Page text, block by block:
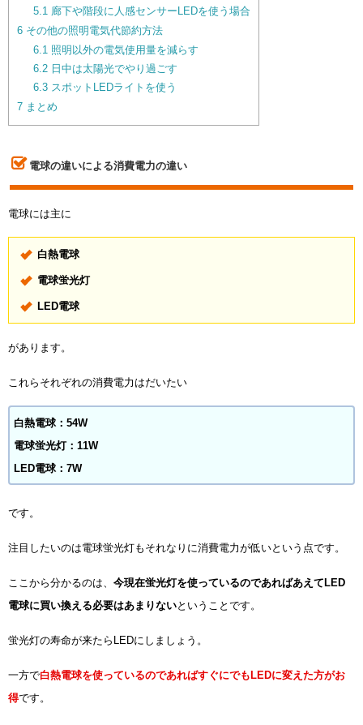
5.1 廊下や階段に人感センサーLEDを使う場合
6 その他の照明電気代節約方法
6.1 照明以外の電気使用量を減らす
6.2日中は太陽光でやり過ごす
6.3スポットLEDライトを使う
7 まとめ
電球の違いによる消費電力の違い
電球には主に
白熱電球
電球蛍光灯
LED電球
があります。
これらそれぞれの消費電力はだいたい
白熱電球：54W
電球蛍光灯：11W
LED電球：7W
です。
注目したいのは電球蛍光灯もそれなりに消費電力が低いという点です。
ここから分かるのは、 今現在蛍光灯を使っているのであればあえてLED
電球に買い換える必要はあまりないということです。
蛍光灯の寿命が来たらLEDにしましょう。
一方で白熱電球を使っているのであればすぐにでもLEDに変えた方がお
得です。